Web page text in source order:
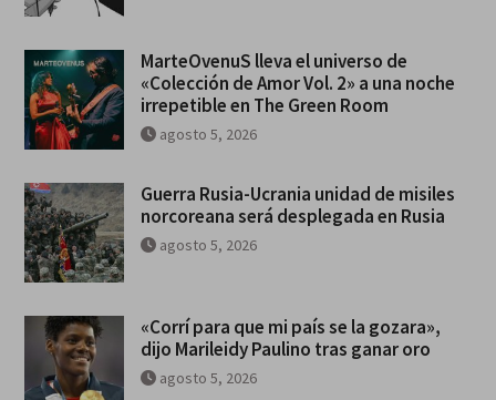
MarteOvenuS lleva el universo de
«Colección de Amor Vol. 2» a una noche
irrepetible en The Green Room
agosto 5, 2026
Guerra Rusia-Ucrania unidad de misiles
norcoreana será desplegada en Rusia
agosto 5, 2026
«Corrí para que mi país se la gozara»,
dijo Marileidy Paulino tras ganar oro
agosto 5, 2026